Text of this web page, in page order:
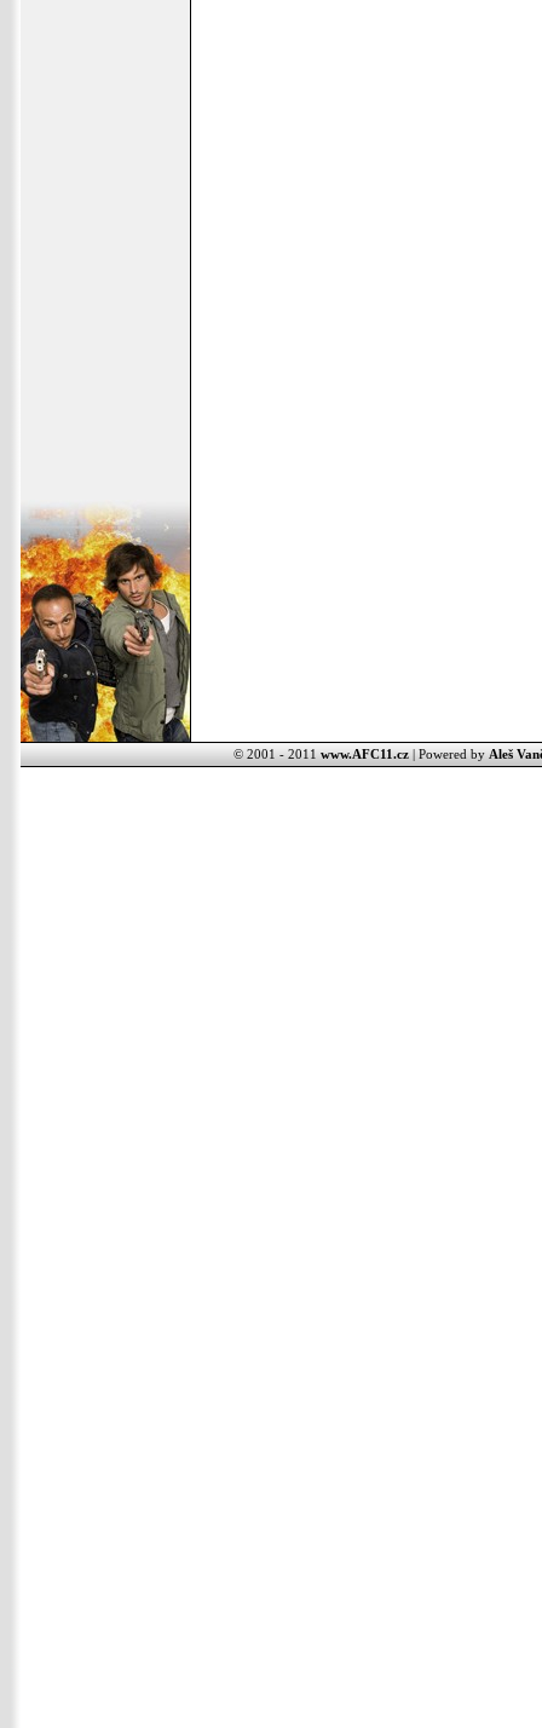
© 2001 - 2011 www.AFC11.cz| Powered by Aleš